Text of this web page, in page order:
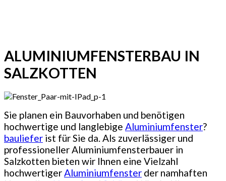
ALUMINIUMFENSTERBAU IN
SALZKOTTEN
Sie planen ein Bauvorhaben und benötigen
hochwertige und langlebige Aluminiumfenster?
bauliefer ist für Sie da. Als zuverlässiger und
professioneller Aluminiumfensterbauer in
Salzkotten bieten wir Ihnen eine Vielzahl
hochwertigerAluminiumfenster der namhaften